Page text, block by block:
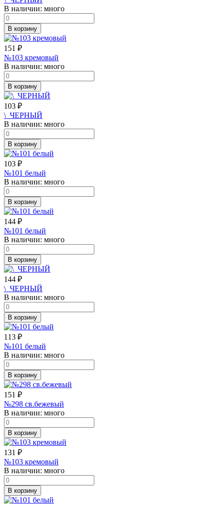
В наличии: много
В корзину
151 ₽
№103 кремовый
В наличии: много
В корзину
103 ₽
\_ЧЕРНЫЙ
В наличии: много
В корзину
103 ₽
№101 белый
В наличии: много
В корзину
144 ₽
№101 белый
В наличии: много
В корзину
144 ₽
\_ЧЕРНЫЙ
В наличии: много
В корзину
113 ₽
№101 белый
В наличии: много
В корзину
151 ₽
№298 св.бежевый
В наличии: много
В корзину
131 ₽
№103 кремовый
В наличии: много
В корзину